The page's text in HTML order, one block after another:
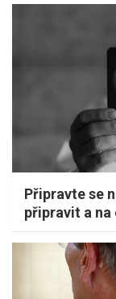
Připravte se
připravit a na